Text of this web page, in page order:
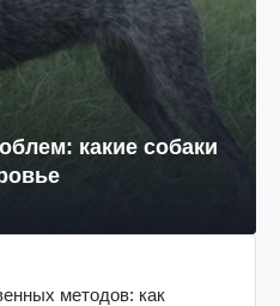
какие собаки
методов: как